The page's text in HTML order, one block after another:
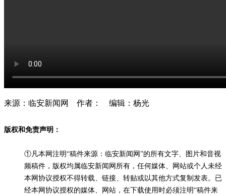
来源：临安新闻网 作者： 编辑：杨光
版权和免责声明：
①凡本网注明“稿件来源：临安新闻网”的所有文字、图片和音视
频稿件，版权均属临安新闻网所有，任何媒体、网站或个人未经
本网协议授权不得转载、链接、转贴或以其他方式复制发表。已
经本网协议授权的媒体、网站，在下载使用时必须注明“稿件来